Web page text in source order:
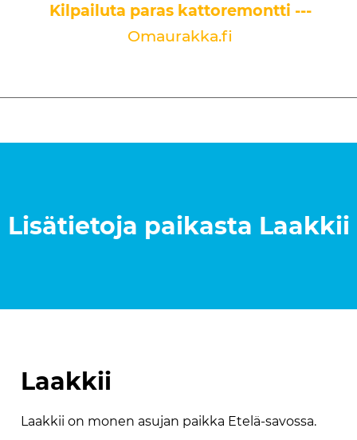
Kilpailuta paras kattoremontti ---
Omaurakka.fi
Lisätietoja paikasta Laakkii
Laakkii
Laakkii on monen asujan paikka Etelä-savossa.